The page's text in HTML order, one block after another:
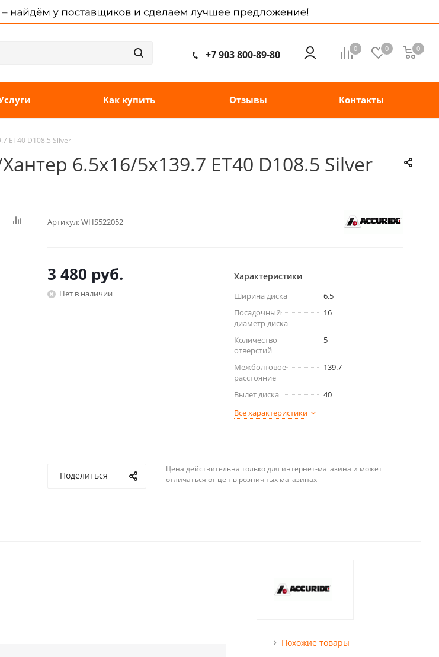
0 0 0
+7 903 800-89-80
Как купить Отзывы Контакты
ET40 D108.5 Silver
6.5x16/5x139.7 ET40 D108.5 Silver
Артикул:WHS522052
3 480 руб.
Нет в наличии
Характеристики
Ширина диска
6.5
Посадочный
диаметр диска
16
Количество
отверстий
5
Межболтовое
расстояние
139.7
Вылет диска
40
Все характеристики
Поделиться
Цена действительна только для интернет-магазина и может
отличаться от цен в розничных магазинах
Похожие товары